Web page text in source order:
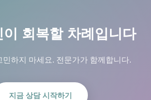
이 회복할 차례입니다
민하지 마세요. 전문가가 함께합니다.
지금 상담 시작하기